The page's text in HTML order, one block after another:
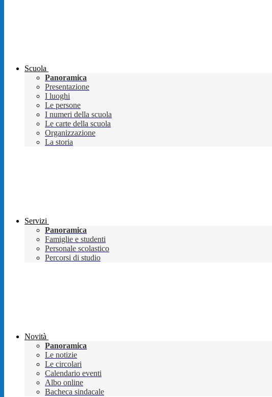
Scuola
Panoramica
Presentazione
I luoghi
Le persone
I numeri della scuola
Le carte della scuola
Organizzazione
La storia
Servizi
Panoramica
Famiglie e studenti
Personale scolastico
Percorsi di studio
Novità
Panoramica
Le notizie
Le circolari
Calendario eventi
Albo online
Bacheca sindacale